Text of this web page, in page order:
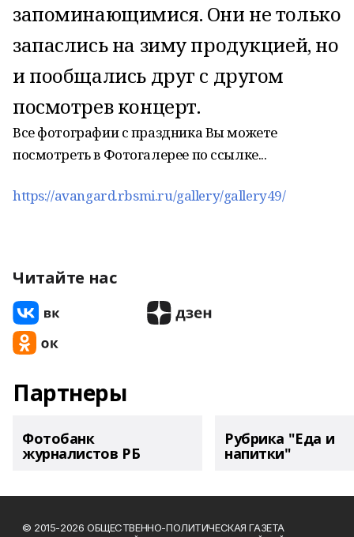
запоминающимися. Они не только
запаслись на зиму продукцией, но
и пообщались друг с другом
посмотрев концерт.
Все фотографии с праздника Вы можете
посмотреть в Фотогалерее по ссылке...
https://avangard.rbsmi.ru/gallery/gallery49/
Читайте нас
Партнеры
Фотобанк
журналистов РБ
Рубрика "Еда и
напитки"
© 2015-2026 ОБЩЕСТВЕННО-ПОЛИТИЧЕСКАЯ ГАЗЕТА